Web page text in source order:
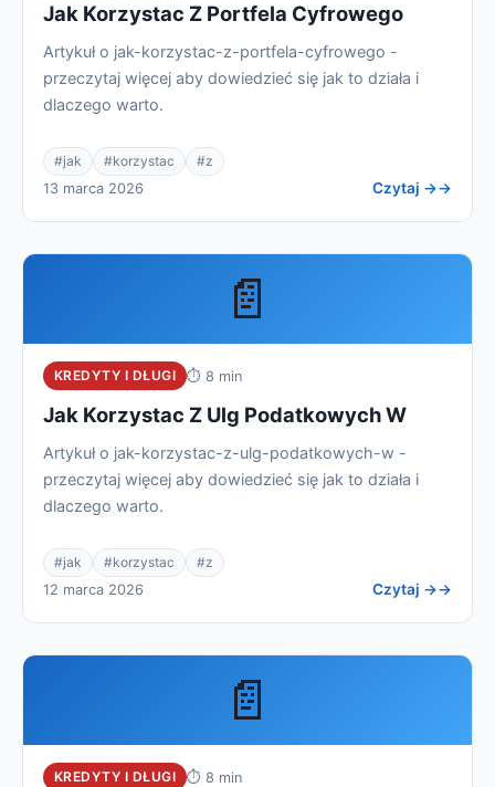
Jak Korzystac Z Portfela Cyfrowego
Artykuł o jak-korzystac-z-portfela-cyfrowego -
przeczytaj więcej aby dowiedzieć się jak to działa i
dlaczego warto.
#jak #korzystac
#z
13 marca 2026
Czytaj →
📄
KREDYTY I DŁUGI ⏱ 8 min
Jak Korzystac Z Ulg Podatkowych W
Artykuł o jak-korzystac-z-ulg-podatkowych-w -
przeczytaj więcej aby dowiedzieć się jak to działa i
dlaczego warto.
#jak #korzystac
#z
12 marca 2026
Czytaj →
📄
KREDYTY I DŁUGI ⏱ 8 min